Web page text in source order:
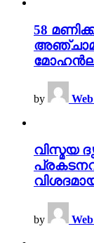
58
by
വിസ്മയ
by